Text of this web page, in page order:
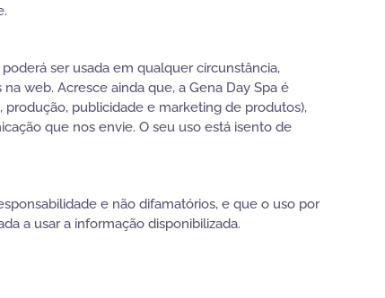
ser usada em qualquer circunstância,
web. Acresce ainda que, a Gena Day Spa é
publicidade e marketing de produtos),
que nos envie. O seu uso está isento de
e não difamatórios, e que o uso por
a usar a informação disponibilizada.